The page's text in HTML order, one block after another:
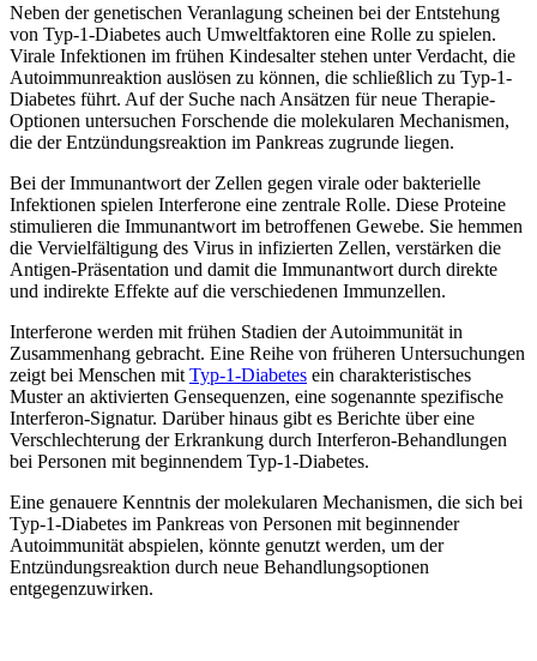
Neben der genetischen Veranlagung scheinen bei der Entstehung
von Typ-1-Diabetes auch Umweltfaktoren eine Rolle zu spielen.
Virale Infektionen im frühen Kindesalter stehen unter Verdacht, die
Autoimmunreaktion auslösen zu können, die schließlich zu Typ-1-
Diabetes führt. Auf der Suche nach Ansätzen für neue Therapie-
Optionen untersuchen Forschende die molekularen Mechanismen,
die der Entzündungsreaktion im Pankreas zugrunde liegen.
Bei der Immunantwort der Zellen gegen virale oder bakterielle
Infektionen spielen Interferone eine zentrale Rolle. Diese Proteine
stimulieren die Immunantwort im betroffenen Gewebe. Sie hemmen
die Vervielfältigung des Virus in infizierten Zellen, verstärken die
Antigen-Präsentation und damit die Immunantwort durch direkte
und indirekte Effekte auf die verschiedenen Immunzellen.
Interferone werden mit frühen Stadien der Autoimmunität in
Zusammenhang gebracht. Eine Reihe von früheren Untersuchungen
zeigt bei Menschen mit Typ-1-Diabetes ein charakteristisches
Muster an aktivierten Gensequenzen, eine sogenannte spezifische
Interferon-Signatur. Darüber hinaus gibt es Berichte über eine
Verschlechterung der Erkrankung durch Interferon-Behandlungen
bei Personen mit beginnendem Typ-1-Diabetes.
Eine genauere Kenntnis der molekularen Mechanismen, die sich bei
Typ-1-Diabetes im Pankreas von Personen mit beginnender
Autoimmunität abspielen, könnte genutzt werden, um der
Entzündungsreaktion durch neue Behandlungsoptionen
entgegenzuwirken.